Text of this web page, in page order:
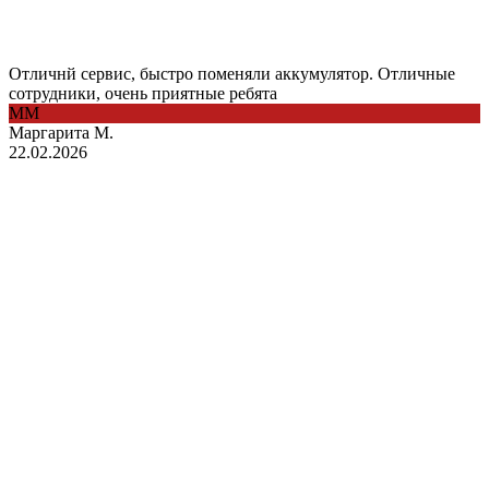
Отличнй сервис, быстро поменяли аккумулятор. Отличные
сотрудники, очень приятные ребята
ММ
Маргарита М.
22.02.2026